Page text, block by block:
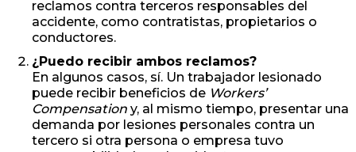
reclamos contra terceros responsables del
accidente, como contratistas, propietarios o
conductores.
¿Puedo recibir ambos reclamos?
En algunos casos, sí. Un trabajador lesionado
puede recibir beneficios de Workers’
Compensation y, al mismo tiempo, presentar una
demanda por lesiones personales contra un
tercero si otra persona o empresa tuvo